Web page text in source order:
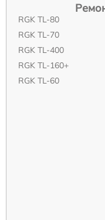
RGK TL-80
RGK TL-70
RGK TL-400
RGK TL-160+
RGK TL-60